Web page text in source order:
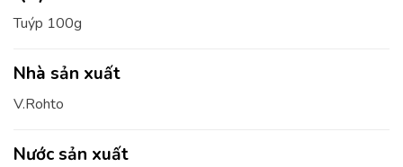
Tuýp 100g
Nhà sản xuất
V.Rohto
Nước sản xuất